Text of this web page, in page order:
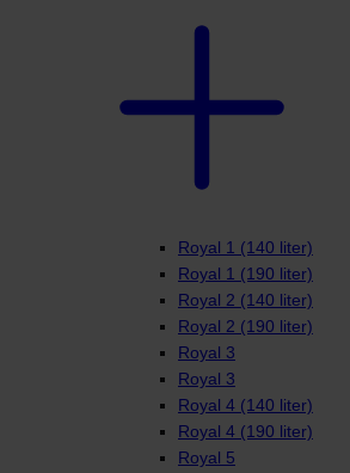
Royal 1 (140 liter)
Royal 1 (190 liter)
Royal 2 (140 liter)
Royal 2 (190 liter)
Royal 3
Royal 3
Royal 4 (140 liter)
Royal 4 (190 liter)
Royal 5